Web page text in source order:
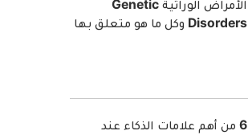
الأمراض الوراثية Genetic
Disorders وكل ما هو متعلق بها
6 من أهم علامات الذكاء عند